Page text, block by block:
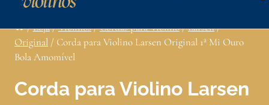
/Loja/Violinos/Cordas para Violino/Larsen/
Original / Corda para Violino Larsen Original 1ª Mi Ouro
Bola Amomível
Corda para Violino Larsen